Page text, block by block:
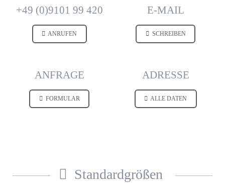
+49 (0)9101 99 420
ANRUFEN
E-MAIL
SCHREIBEN
ANFRAGE
FORMULAR
ADRESSE
ALLE DATEN
Standard­größen